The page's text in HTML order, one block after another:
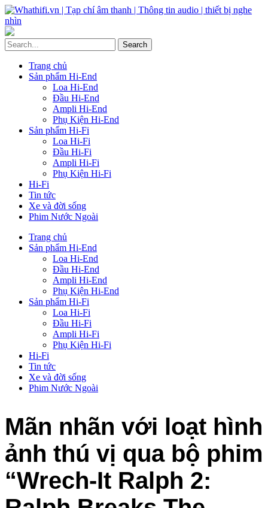
Trang chủ
Sản phẩm Hi-End
Loa Hi-End
Đầu Hi-End
Ampli Hi-End
Phụ Kiện Hi-End
Sản phẩm Hi-Fi
Loa Hi-Fi
Đầu Hi-Fi
Ampli Hi-Fi
Phụ Kiện Hi-Fi
Hi-Fi
Tin tức
Xe và đời sống
Phim Nước Ngoài
Trang chủ
Sản phẩm Hi-End
Loa Hi-End
Đầu Hi-End
Ampli Hi-End
Phụ Kiện Hi-End
Sản phẩm Hi-Fi
Loa Hi-Fi
Đầu Hi-Fi
Ampli Hi-Fi
Phụ Kiện Hi-Fi
Hi-Fi
Tin tức
Xe và đời sống
Phim Nước Ngoài
Mãn nhãn với loạt hình
ảnh thú vị qua bộ phim
“Wrech-It Ralph 2: